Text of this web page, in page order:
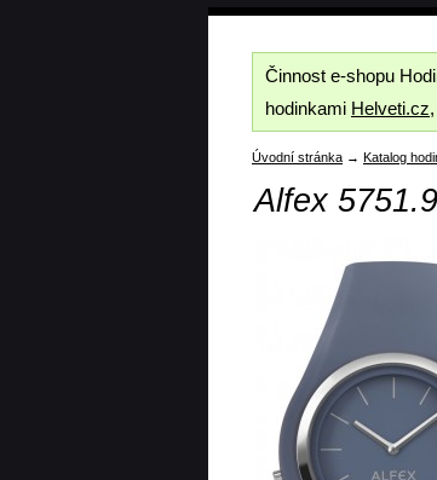
Činnost e-shopu
hodinkami Helveti.cz,
Úvodní stránka → Katalog
Alfex